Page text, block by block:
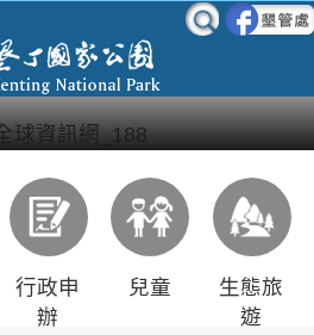
行政申
辦
兒童
生態旅
遊